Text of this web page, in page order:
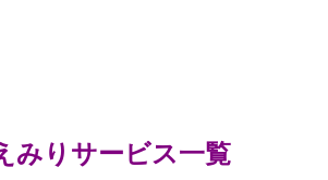
みりサービス一覧